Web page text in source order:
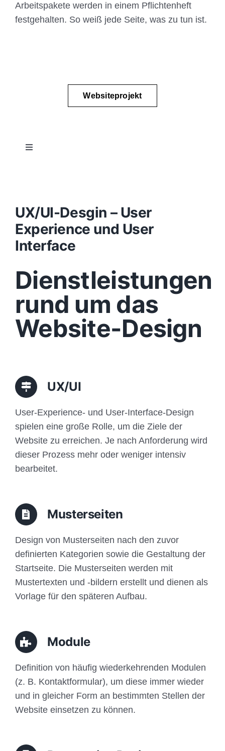
Arbeitspakete werden in einem Pflichtenheft
festgehalten. So weiß jede Seite, was zu tun ist.
Websiteprojekt
Toggle
Konzept
Design
Content
Funktionen
Aufbau
UX/UI-Desgin – User
Experience und User
Interface
Dienstleistungen
rund um das
Website-Design
UX/UI
User-Experience- und User-Interface-Design
spielen eine große Rolle, um die Ziele der
Website zu erreichen. Je nach Anforderung wird
dieser Prozess mehr oder weniger intensiv
bearbeitet.
Musterseiten
Design von Musterseiten nach den zuvor
definierten Kategorien sowie die Gestaltung der
Startseite. Die Musterseiten werden mit
Mustertexten und -bildern erstellt und dienen als
Vorlage für den späteren Aufbau.
Module
Definition von häufig wiederkehrenden Modulen
(z. B. Kontaktformular), um diese immer wieder
und in gleicher Form an bestimmten Stellen der
Website einsetzen zu können.